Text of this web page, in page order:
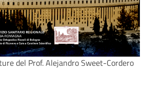
del Prof. Alejandro Sweet-Cordero